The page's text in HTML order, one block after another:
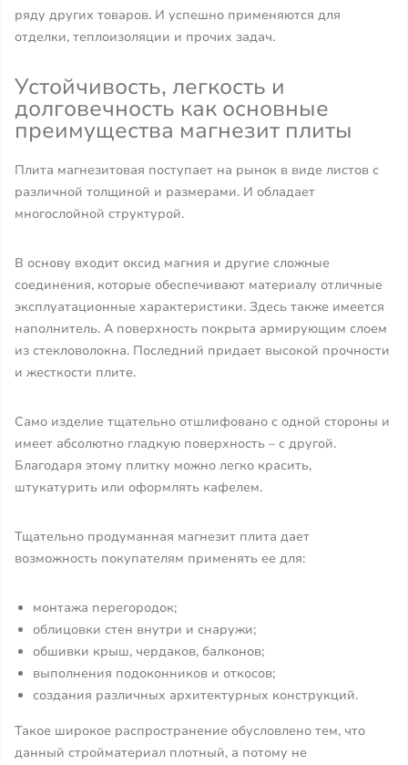
ряду других товаров. И успешно применяются для
отделки, теплоизоляции и прочих задач.
Устойчивость, легкость и
долговечность как основные
преимущества магнезит плиты
Плита магнезитовая поступает на рынок в виде листов с
различной толщиной и размерами. И обладает
многослойной структурой.
В основу входит оксид магния и другие сложные
соединения, которые обеспечивают материалу отличные
эксплуатационные характеристики. Здесь также имеется
наполнитель. А поверхность покрыта армирующим слоем
из стекловолокна. Последний придает высокой прочности
и жесткости плите.
Само изделие тщательно отшлифовано с одной стороны и
имеет абсолютно гладкую поверхность – с другой.
Благодаря этому плитку можно легко красить,
штукатурить или оформлять кафелем.
Тщательно продуманная магнезит плита дает
возможность покупателям применять ее для:
монтажа перегородок;
облицовки стен внутри и снаружи;
обшивки крыш, чердаков, балконов;
выполнения подоконников и откосов;
создания различных архитектурных конструкций.
Такое широкое распространение обусловлено тем, что
данный стройматериал плотный, а потому не